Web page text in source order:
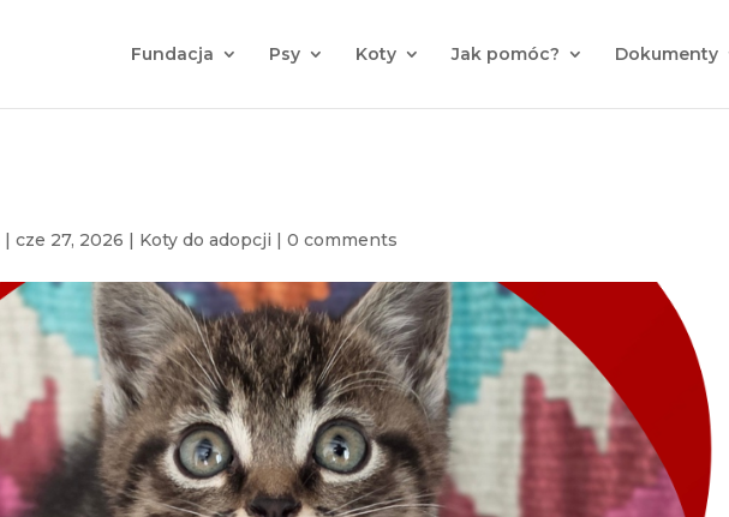
Fundacja Psy Koty Jak pomóc? Dokumenty
|cze 27, 2026 | Koty do adopcji |0 comments